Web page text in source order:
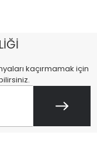
kaçırmamak için